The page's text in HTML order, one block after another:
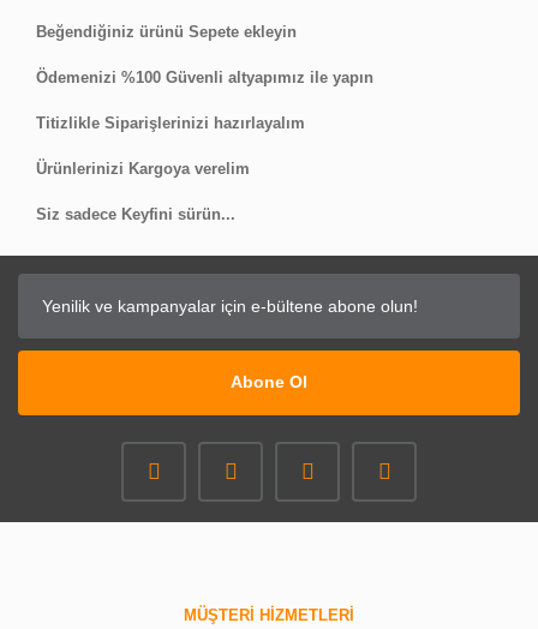
Beğendiğiniz ürünü Sepete ekleyin
Ödemenizi %100 Güvenli altyapımız ile yapın
Titizlikle Siparişlerinizi hazırlayalım
Ürünlerinizi Kargoya verelim
Siz sadece Keyfini sürün...
Abone Ol
MÜŞTERİ HİZMETLERİ